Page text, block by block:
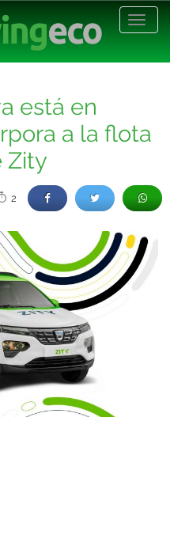
está en
a la flota
Zity
2